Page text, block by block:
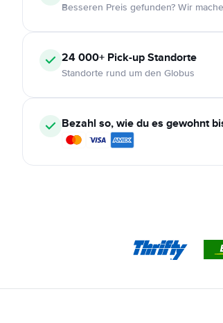
Besseren Preis gefunden? Wir
24 000+ Pick-up Standorte
Standorte rund um den Globus
Bezahl so, wie du es gewohnt